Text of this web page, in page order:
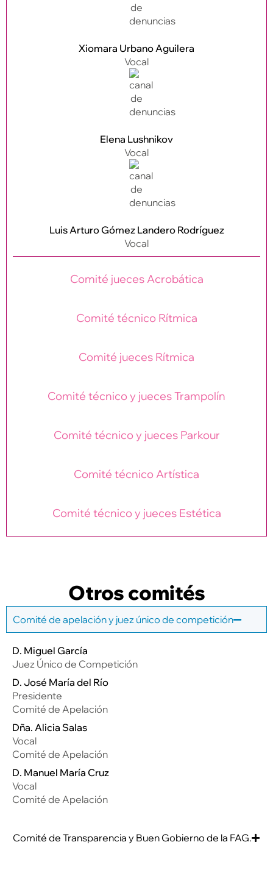
Comité jueces Acrobática
Comité técnico Rítmica
Comité jueces Rítmica
Comité técnico y jueces Trampolín
Comité técnico y jueces Parkour
Comité técnico Artística
Comité técnico y jueces Estética
Xiomara Urbano Aguilera
Vocal
Elena Lushnikov
Vocal
Luis Arturo Gómez Landero Rodríguez
Vocal
Otros comités
Comité de apelación y juez único de competición
D. Miguel García
Juez Único de Competición
D. José María del Río
Presidente
Comité de Apelación
Dña. Alicia Salas
Vocal
Comité de Apelación
D. Manuel María Cruz
Vocal
Comité de Apelación
Comité de Transparencia y Buen Gobierno de la FAG.